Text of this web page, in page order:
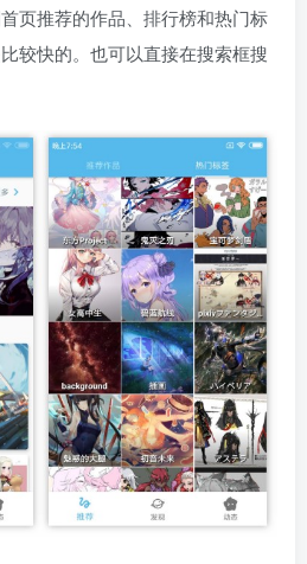
页推荐的作品、排行榜和热门标
较快的。也可以直接在搜索框搜